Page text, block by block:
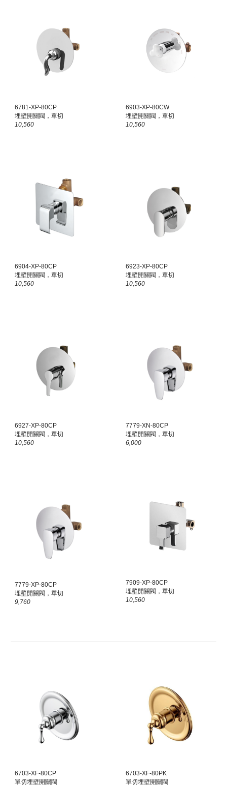
6781-XP-80CP
埋壁開關閥，單切
10,560
6903-XP-80CW
埋壁開關閥，單切
10,560
6904-XP-80CP
埋壁開關閥，單切
10,560
6923-XP-80CP
埋壁開關閥，單切
10,560
6927-XP-80CP
埋壁開關閥，單切
10,560
7779-XN-80CP
埋壁開關閥，單切
6,000
7779-XP-80CP
埋壁開關閥，單切
9,760
7909-XP-80CP
埋壁開關閥，單切
10,560
6703-XF-80CP
單切埋壁開關閥
6703-XF-80PK
單切埋壁開關閥